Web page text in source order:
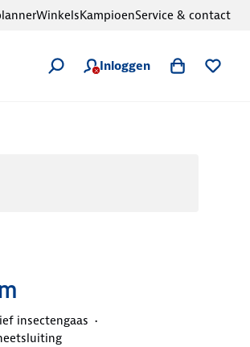
Inloggen
WinkelsKampioenService & contact
insectengaas